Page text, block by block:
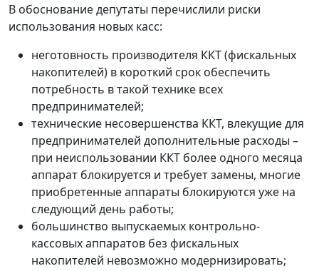
В обоснование депутаты перечислили риски
использования новых касс:
неготовность производителя ККТ (фискальных
накопителей) в короткий срок обеспечить
потребность в такой технике всех
предпринимателей;
технические несовершенства ККТ, влекущие для
предпринимателей дополнительные расходы –
при неиспользовании ККТ более одного месяца
аппарат блокируется и требует замены, многие
приобретенные аппараты блокируются уже на
cледующий день работы;
большинство выпускаемых контрольно-
кассовых аппаратов без фискальных
накопителей невозможно модернизировать;